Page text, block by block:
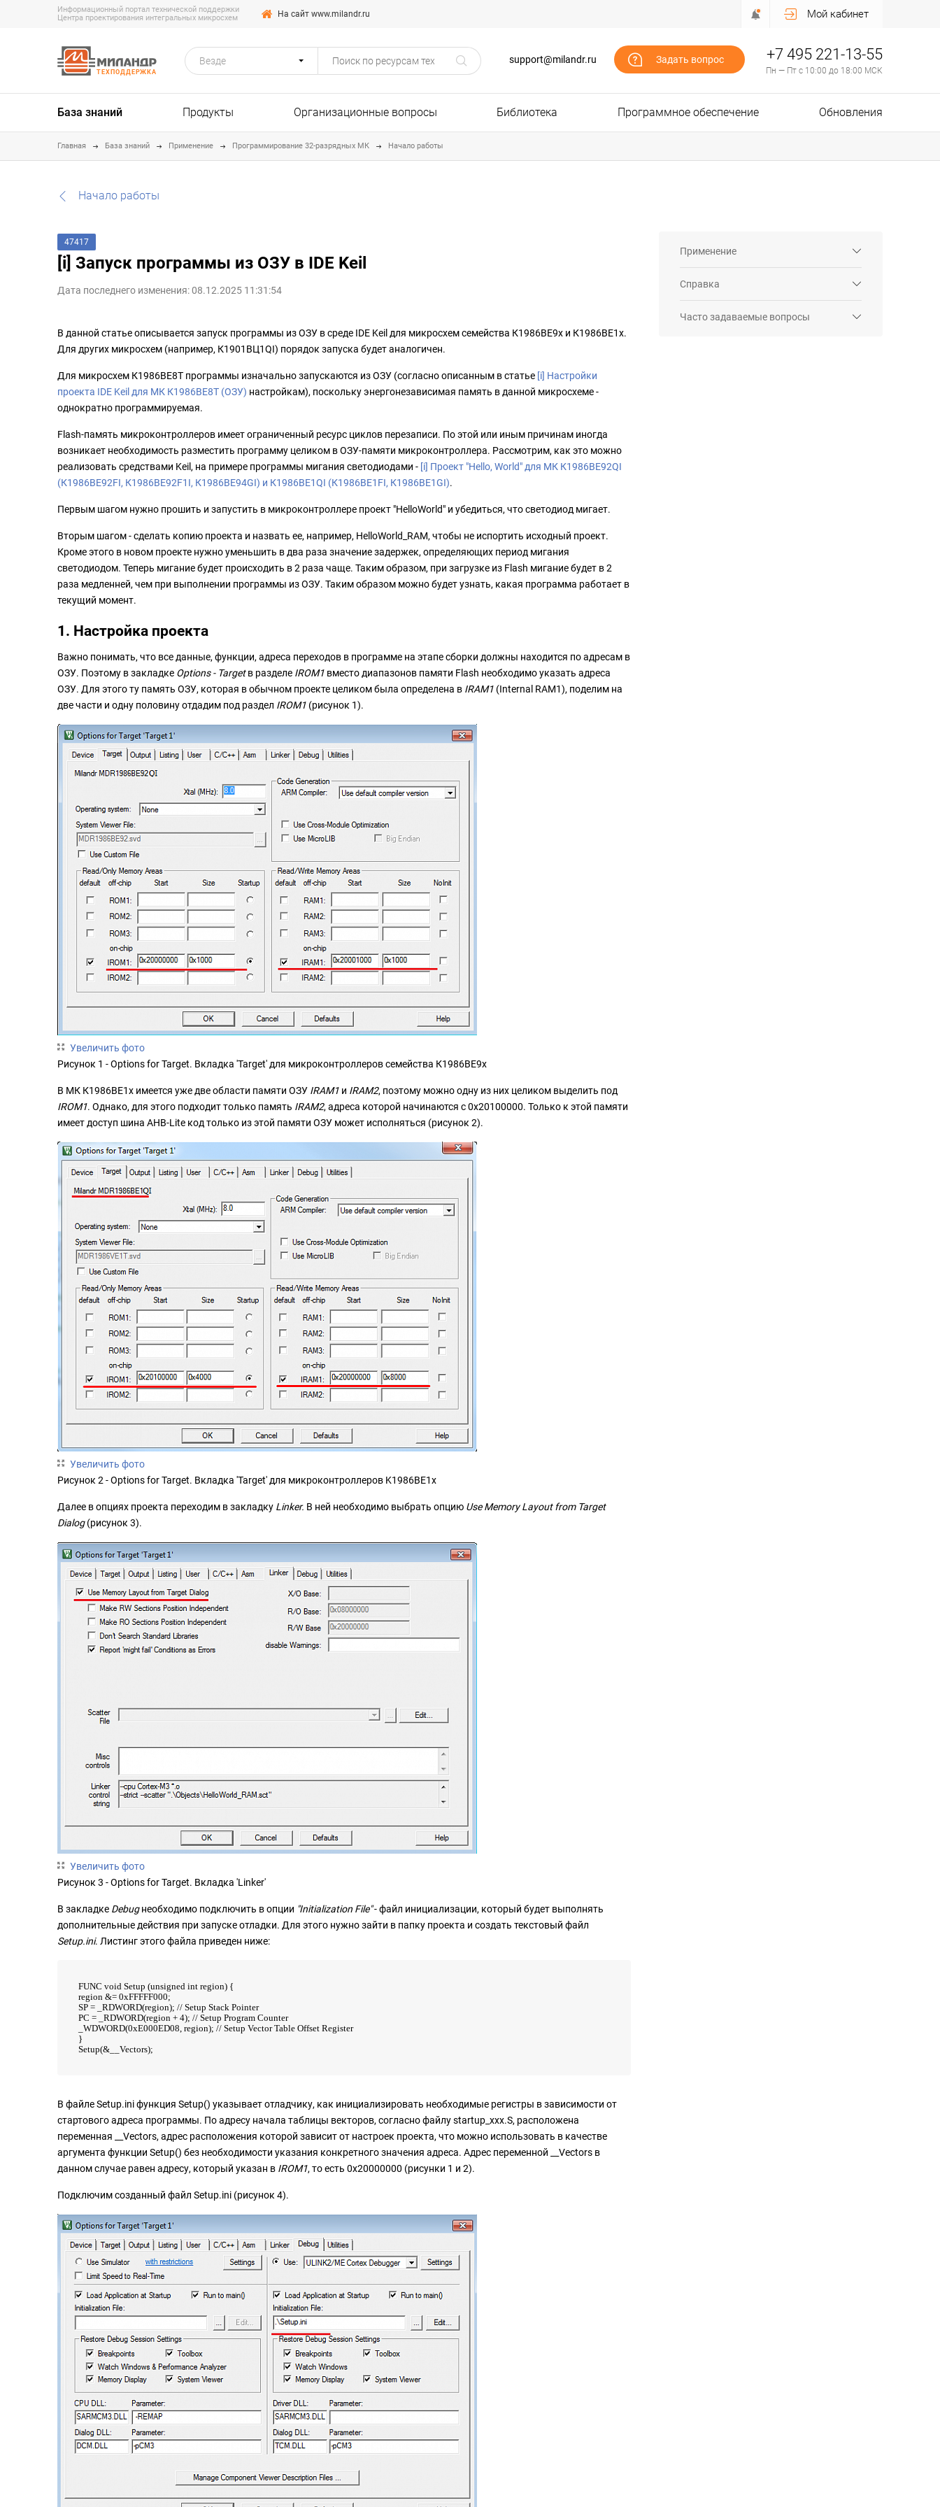
Информационный портал технической поддержки
Центра проектирования интегральных микросхем
На сайт www.milandr.ru Мой кабинет
ТЕХПОДДЕРЖКА
Везде support@milandr.ru Задать вопрос +7 495 221-13-55
Пн — Пт с 10:00 до 18:00 МСК
База знаний Продукты Организационные вопросы Библиотека Программное обеспечение Обновления
Главная База знаний Применение Программирование 32-разрядных МК Начало работы
Начало работы
47417
[i] Запуск программы из ОЗУ в IDE Keil
Дата последнего изменения: 08.12.2025 11:31:54
В данной статье описывается запуск программы из ОЗУ в среде IDE Keil для микросхем семейства К1986ВЕ9x и К1986ВЕ1x.
Для других микросхем (например, К1901ВЦ1QI) порядок запуска будет аналогичен.
Для микросхем К1986ВЕ8Т программы изначально запускаются из ОЗУ (согласно описанным в статье [i] Настройки
проекта IDE Keil для МК К1986ВЕ8Т (ОЗУ) настройкам), поскольку энергонезависимая память в данной микросхеме -
однократно программируемая.
Flash-память микроконтроллеров имеет ограниченный ресурс циклов перезаписи. По этой или иным причинам иногда
возникает необходимость разместить программу целиком в ОЗУ-памяти микроконтроллера. Рассмотрим, как это можно
реализовать средствами Keil, на примере программы мигания светодиодами - [i] Проект "Hello, World" для МК К1986ВЕ92QI
(К1986ВЕ92FI, К1986ВЕ92F1I, К1986ВЕ94GI) и К1986ВЕ1QI (К1986ВЕ1FI, К1986ВЕ1GI).
Первым шагом нужно прошить и запустить в микроконтроллере проект "HelloWorld" и убедиться, что светодиод мигает.
Вторым шагом - сделать копию проекта и назвать ее, например, HelloWorld_RAM, чтобы не испортить исходный проект.
Кроме этого в новом проекте нужно уменьшить в два раза значение задержек, определяющих период мигания
светодиодом. Теперь мигание будет происходить в 2 раза чаще. Таким образом, при загрузке из Flash мигание будет в 2
раза медленней, чем при выполнении программы из ОЗУ. Таким образом можно будет узнать, какая программа работает в
текущий момент.
1. Настройка проекта
Важно понимать, что все данные, функции, адреса переходов в программе на этапе сборки должны находится по адресам в
ОЗУ. Поэтому в закладке Options - Targetв разделе IROM1 вместо диапазонов памяти Flash необходимо указать адреса
ОЗУ. Для этого ту память ОЗУ, которая в обычном проекте целиком была определена в IRAM1 (Internal RAM1), поделим на
две части и одну половину отдадим под раздел IROM1 (рисунок 1).
Увеличить фото
Рисунок 1 - Options for Target. Вкладка 'Target' для микроконтроллеров семейства К1986ВЕ9x
В МК К1986ВЕ1x имеется уже две области памяти ОЗУ IRAM1 и IRAM2, поэтому можно одну из них целиком выделить под
IROM1. Однако, для этого подходит только память IRAM2, адреса которой начинаются с 0x20100000. Только к этой памяти
имеет доступ шина AHB-Lite код только из этой памяти ОЗУ может исполняться (рисунок 2).
Увеличить фото
Рисунок 2 - Options for Target. Вкладка 'Target' для микроконтроллеров K1986ВЕ1x
Далее в опциях проекта переходим в закладку Linker. В ней необходимо выбрать опцию Use Memory Layout from Target
Dialog(рисунок 3).
Увеличить фото
Рисунок 3 - Options for Target. Вкладка 'Linker'
В закладке Debugнеобходимо подключить в опции "Initialization File"- файл инициализации, который будет выполнять
дополнительные действия при запуске отладки. Для этого нужно зайти в папку проекта и создать текстовый файл
Setup.ini. Листинг этого файла приведен ниже:
FUNC void Setup (unsigned int region) {
region &= 0xFFFFF000;
SP = _RDWORD(region); // Setup Stack Pointer
PC = _RDWORD(region + 4); // Setup Program Counter
_WDWORD(0xE000ED08, region); // Setup Vector Table Offset Register
}
Setup(&__Vectors);
В файле Setup.ini функция Setup() указывает отладчику, как инициализировать необходимые регистры в зависимости от
стартового адреса программы. По адресу начала таблицы векторов, согласно файлу startup_xxx.S, расположена
переменная __Vectors, адрес расположения которой зависит от настроек проекта, что можно использовать в качестве
аргумента функции Setup() без необходимости указания конкретного значения адреса. Адрес переменной __Vectors в
данном случае равен адресу, который указан в IROM1, то есть 0x20000000 (рисунки 1 и 2).
Подключим созданный файл Setup.ini (рисунок 4).
Применение
Справка
Часто задаваемые вопросы